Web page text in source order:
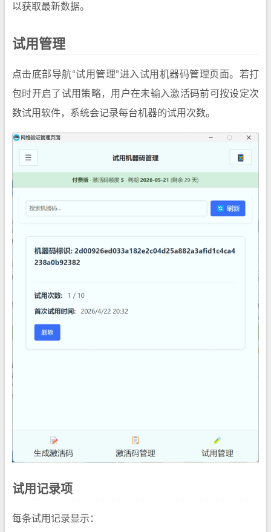
以获取最新数据。
试用管理
点击底部导航“试用管理”进入试用机器码管理页面。若打
包时开启了试用策略，用户在未输入激活码前可按设定次
数试用软件，系统会记录每台机器的试用次数。
试用记录项
每条试用记录显示：